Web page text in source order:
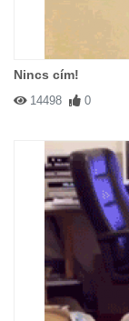
Nincs cím!
14498 0